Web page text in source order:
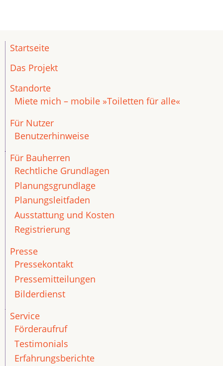
Startseite
Das Projekt
Standorte
Miete mich – mobile »Toiletten für alle«
Für Nutzer
Benutzerhinweise
Für Bauherren
Rechtliche Grundlagen
Planungsgrundlage
Planungsleitfaden
Ausstattung und Kosten
Registrierung
Presse
Pressekontakt
Pressemitteilungen
Bilderdienst
Service
Förderaufruf
Testimonials
Erfahrungsberichte